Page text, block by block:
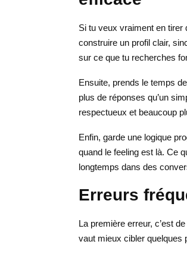
Si tu veux vraiment en tirer
construire un profil clair,
sur ce que tu recherches
Ensuite, prends le temps
plus de réponses qu’un
respectueux et beaucoup
Enfin, garde une logique
quand le feeling est là. Ce
longtemps dans des
Erreurs
La première erreur, c’est
vaut mieux cibler quelques